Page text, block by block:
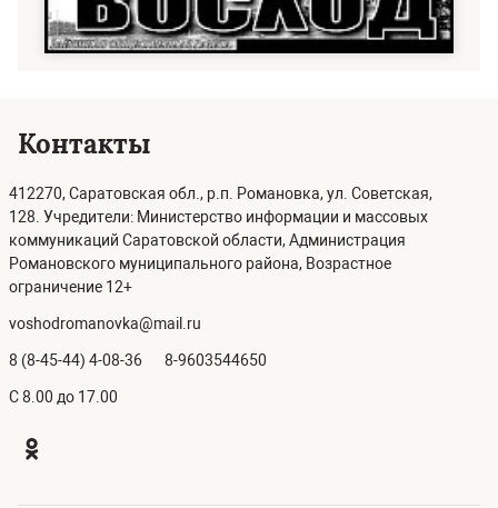
Контакты
412270, Саратовская обл., р.п. Романовка, ул. Советская,
128. Учредители: Министерство информации и массовых
коммуникаций Саратовской области, Администрация
Романовского муниципального района, Возрастное
ограничение 12+
voshodromanovka@mail.ru
8 (8-45-44) 4-08-36 8-9603544650
C 8.00 до 17.00